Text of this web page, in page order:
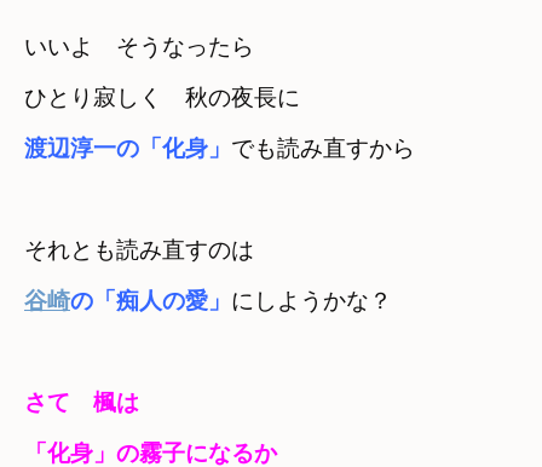
いいよ　そうなったら
ひとり寂しく　秋の夜長に
渡辺淳一の「化身」 でも読み直すから
それとも読み直すのは
谷崎の「痴人の愛」 にしようかな？
さて　楓は
「化身」の霧子になるか